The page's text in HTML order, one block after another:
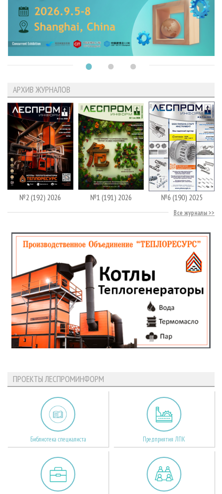
АРХИВ ЖУРНАЛОВ
№2 (192) 2026 №1 (191) 2026 №6 (190) 2025
Все журналы
ПРОЕКТЫ ЛЕСПРОМИНФОРМ
Библиотека специалиста Предприятия ЛПК